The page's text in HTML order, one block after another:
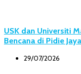
USK dan Universiti
Bencana di Pidie Jaya
29/07/2026